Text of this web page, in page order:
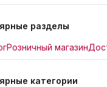
разделы
Розничный магазин
категории